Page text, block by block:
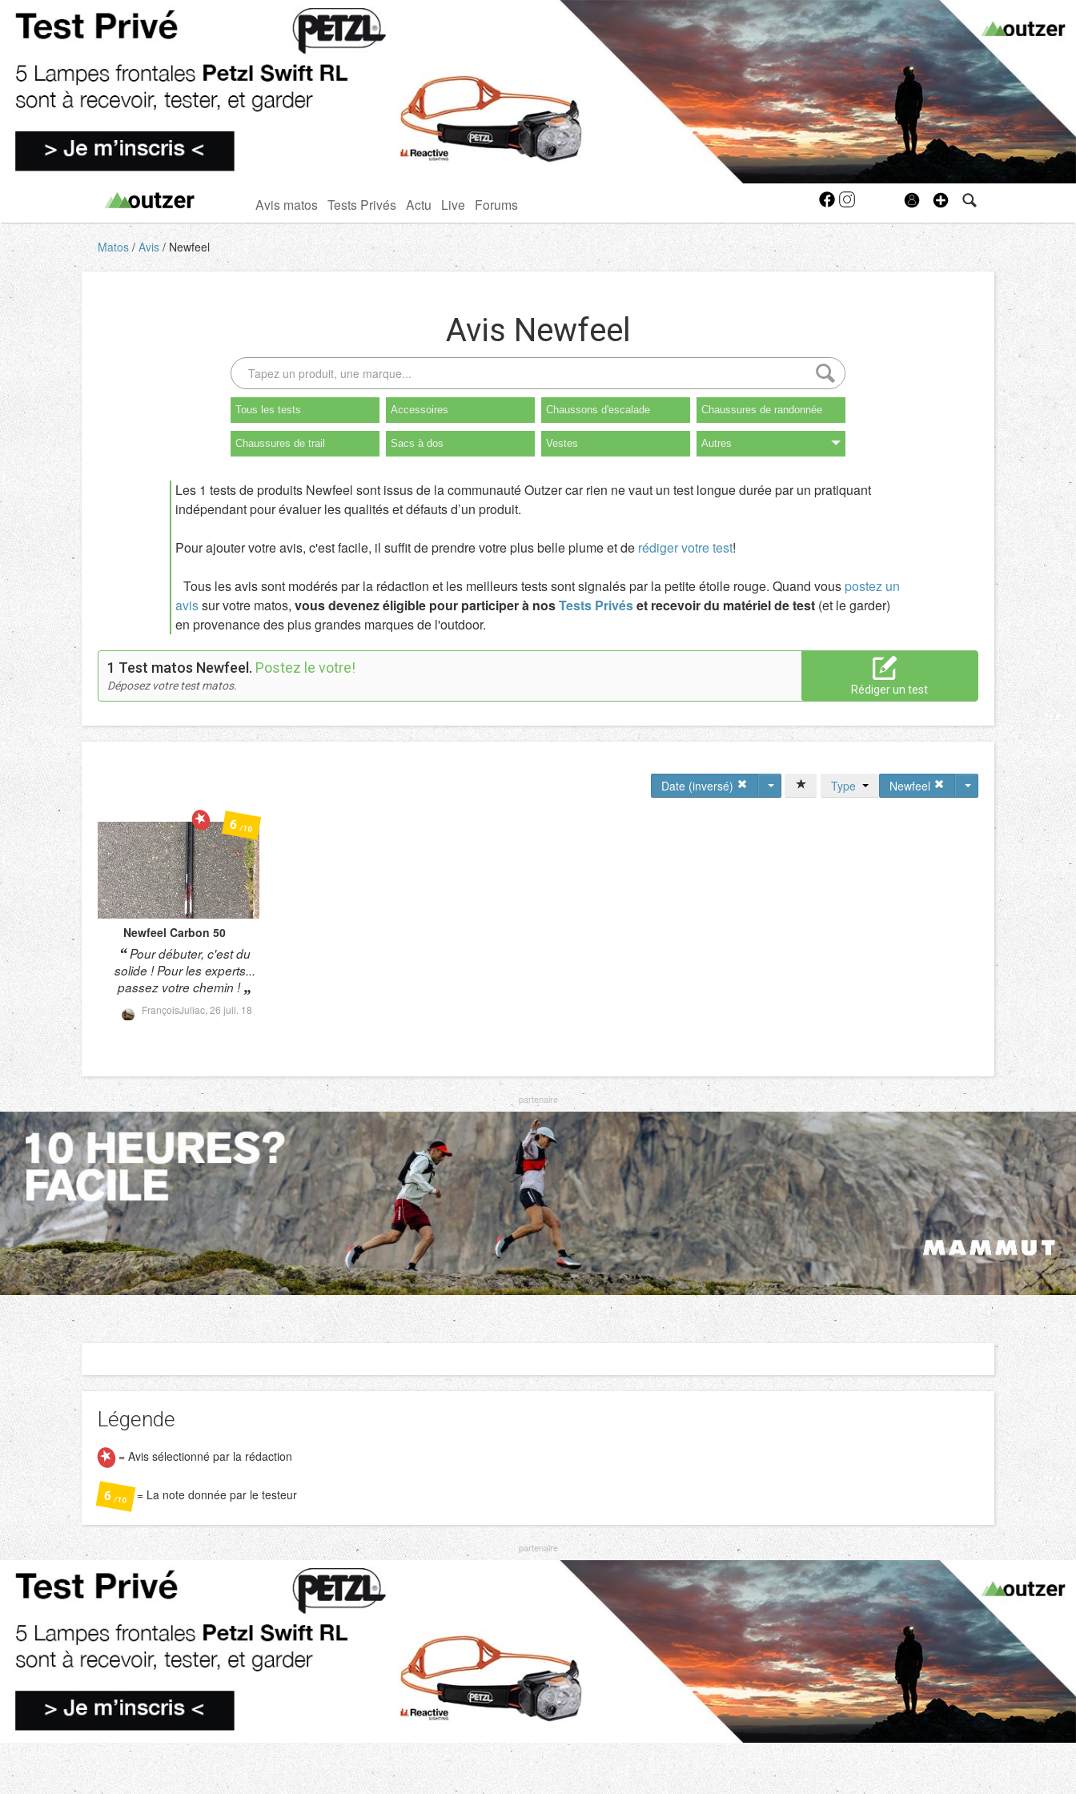
Avis matos Tests Privés Actu Live Forums
Matos Avis Newfeel
Avis Newfeel
Tous les tests Accessoires Chaussons d'escalade Chaussures de randonnée
Chaussures de trail Sacs à dos Vestes Autres
Les 1 tests de produits Newfeel sont issus de la communauté Outzer car rien ne vaut un test longue durée par un pratiquant
indépendant pour évaluer les qualités et défauts d’un produit.
Pour ajouter votre avis, c'est facile, il suffit de prendre votre plus belle plume et de rédiger votre test!
Tous les avis sont modérés par la rédaction et les meilleurs tests sont signalés par la petite étoile rouge. Quand vous postez un
avissur votre matos, vous devenez éligible pour participer à nosTests Privéset recevoir du matériel de test (et le garder)
en provenance des plus grandes marques de l'outdoor.
1 Test matos Newfeel. Postez le votre!
Déposez votre test matos. Rédiger un test
Date (inversé) Newfeel
Type
Newfeel Carbon 50
Pour débuter, c'est du
solide ! Pour les experts...
passez votre chemin !
FrançoisJuliac, 26 juil. 18
6/10
Légende
= Avis sélectionné par la rédaction
6/10 = La note donnée par le testeur